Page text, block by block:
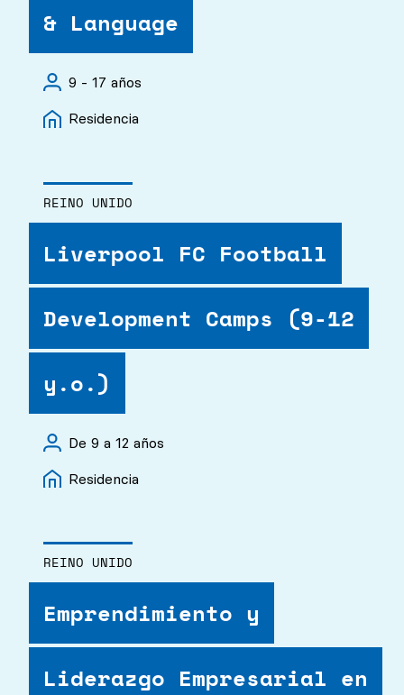
& Language
9 - 17 años
Residencia
REINO UNIDO
Liverpool FC Football
Development Camps (9-12
y.o.)
De 9 a 12 años
Residencia
REINO UNIDO
Emprendimiento y
Liderazgo Empresarial en